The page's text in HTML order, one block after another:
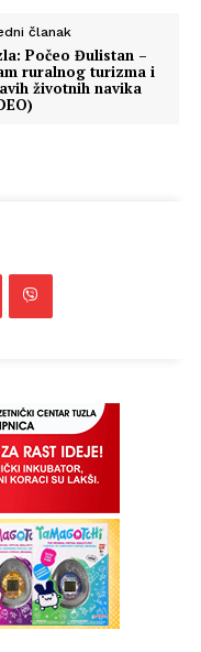
članak
Počeo Đulistan –
ruralnog turizma i
životnih navika